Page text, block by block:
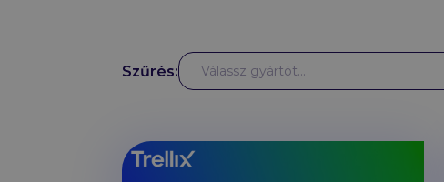
Szűrés:
Gyártók
Válassz gyártót...
Hírek